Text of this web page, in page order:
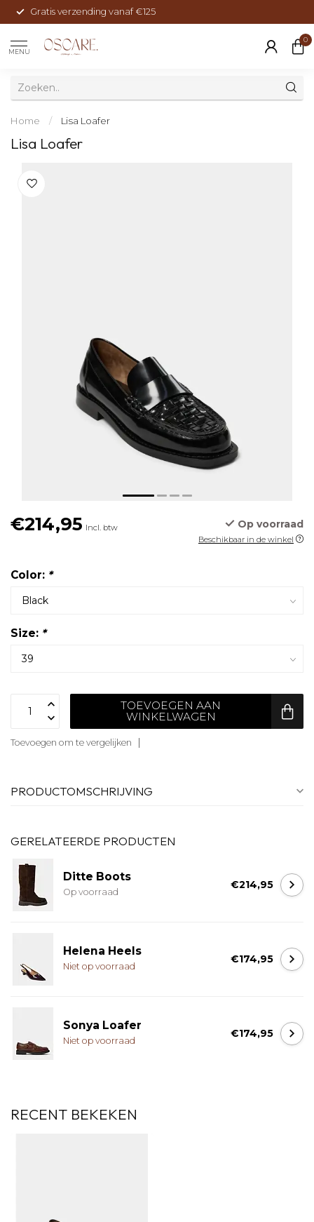
Gratis verzending vanaf €125
MENU
0
Home / Lisa Loafer
Lisa Loafer
€214,95 Incl. btw Op voorraad
Beschikbaar in de winkel
Color: *
Size: *
TOEVOEGEN AAN
WINKELWAGEN
Toevoegen om te vergelijken
PRODUCTOMSCHRIJVING
GERELATEERDE PRODUCTEN
Ditte Boots
Op voorraad
€214,95
Helena Heels
Niet op voorraad
€174,95
Sonya Loafer
Niet op voorraad
€174,95
RECENT BEKEKEN